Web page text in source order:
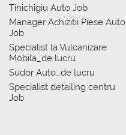
Tinichigiu Auto Job
Manager Achizitii Piese Auto
Job
Specialist la Vulcanizare
Mobila_de lucru
Sudor Auto_de lucru
Specialist detailing centru
Job